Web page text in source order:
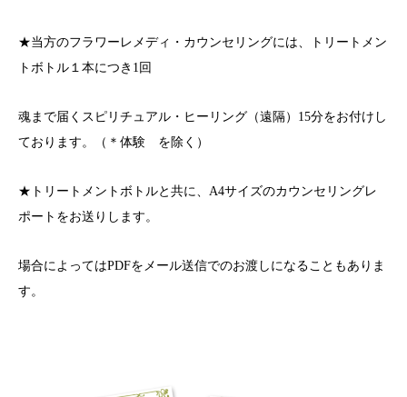
★当方のフラワーレメディ・カウンセリングには、トリートメン
トボトル１本につき1回
魂まで届くスピリチュアル・ヒーリング（遠隔）15分をお付けし
ております。（＊体験 を除く）
★トリートメントボトルと共に、A4サイズのカウンセリングレ
ポートをお送りします。
場合によってはPDFをメール送信でのお渡しになることもありま
す。